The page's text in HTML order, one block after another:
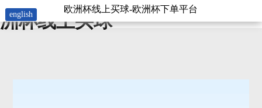
太阳能直流潜水泵供水系统-欧
洲杯线上买球
english
欧洲杯线上买球-欧洲杯下单平台